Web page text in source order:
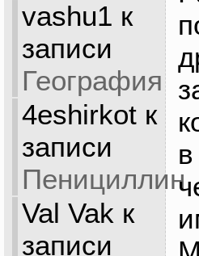
vashu1 к
записи
География
4eshirkotк
записи
Пенициллин
Val Vak к
записи